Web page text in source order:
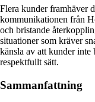
Flera kunder framhäver
kommunikationen från
och bristande
situationer som kräver
känsla av att kunder
respektfullt sätt.
Sammanfattning